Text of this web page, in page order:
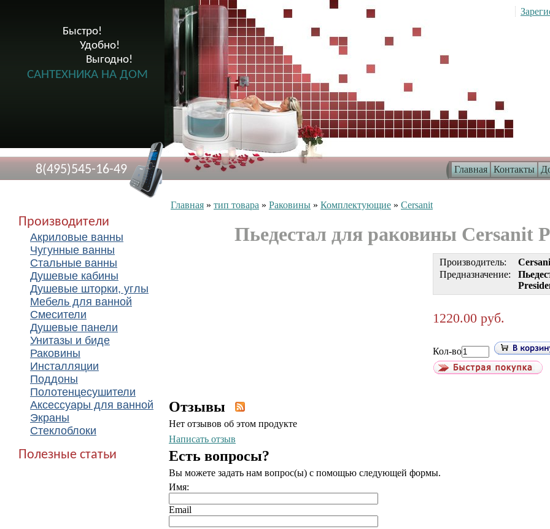
Главная Контакты
Быстро!
              Удобно!
                      Выгодно!
САНТЕХНИКА НА ДОМ
8(495)545-16-49
Производители
Акриловые ванны
Чугунные ванны
Стальные ванны
Душевые кабины
Душевые шторки, углы
Мебель для ванной
Смесители
Душевые панели
Унитазы и биде
Раковины
Инсталляции
Поддоны
Полотенцесушители
Аксессуары для ванной
Экраны
Стеклоблоки
Полезные статьи
Главная » тип товара » Раковины » Комплектующие » Cersanit
Пьедестал для раковины Cersanit
Производитель:
Предназначение:
1220.00 руб.
Кол-во
Отзывы
Нет отзывов об этом продукте
Написать отзыв
Есть вопросы?
Вы можете задать нам вопрос(ы) с помощью следующей формы.
Имя:
Email